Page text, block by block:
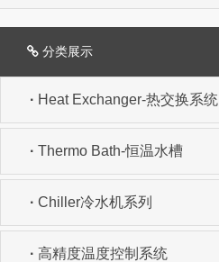
分类展示
· Heat Exchanger-热交换系统
· Thermo Bath-恒温水槽
· Chiller冷水机系列
· 高精度温度控制系统